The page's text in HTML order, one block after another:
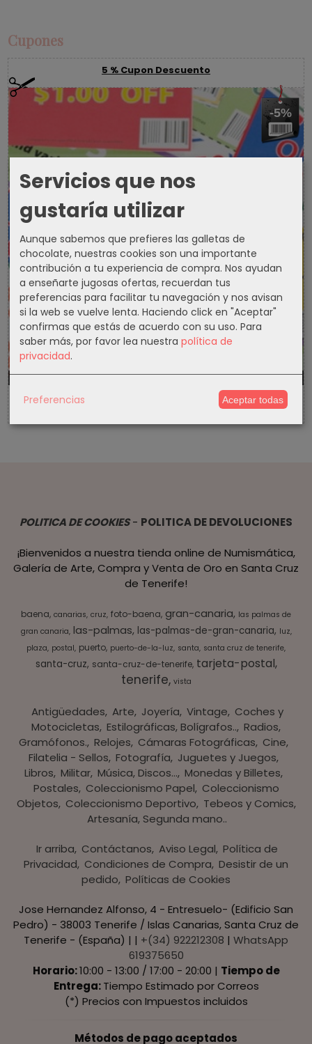
Cupones
5 % Cupon Descuento
-5%
1299d 17h 54m 49s
POLITICA DE COOKIES- POLITICA DE DEVOLUCIONES
¡Bienvenidos a nuestra tienda online de Numismática,
Galería de Arte, Compra y Venta de Oro en Santa Cruz
de Tenerife!
baena canarias cruz foto-baena gran-canaria las palmas de
gran canaria las-palmas las-palmas-de-gran-canaria luz
plaza postal puerto puerto-de-la-luz santa santa cruz de tenerife
santa-cruz santa-cruz-de-tenerife tarjeta-postal
tenerife vista
Antigüedades Arte Joyería Vintage Coches y
Motocicletas Estilográficas, Bolígrafos.. Radios,
Gramófonos. Relojes Cámaras Fotográficas Cine
Filatelia - Sellos Fotografía Juguetes y Juegos
Libros Militar Música, Discos... Monedas y Billetes
Postales Coleccionismo Papel Coleccionismo
Objetos Coleccionismo Deportivo Tebeos y Comics
Artesanía, Segunda mano..
Ir arriba Contáctanos Aviso Legal Política de
Privacidad Condiciones de Compra Desistir de un
pedido Políticas de Cookies
Jose Hernandez Alfonso, 4 - Entresuelo- (Edificio San
Pedro) - 38003 Tenerife / Islas Canarias, Santa Cruz de
Tenerife - (España) | | +(34) 922212308 | WhatsApp
619375650
Horario:10:00 - 13:00 / 17:00 - 20:00 | Tiempo de
Entrega:Tiempo Estimado por Correos
(*) Precios con Impuestos incluidos
Métodos de pago aceptados
Servicios que nos
gustaría utilizar
Aunque sabemos que prefieres las galletas de
chocolate, nuestras cookies son una importante
contribución a tu experiencia de compra. Nos ayudan
a enseñarte jugosas ofertas, recuerdan tus
preferencias para facilitar tu navegación y nos avisan
si la web se vuelve lenta. Haciendo click en "Aceptar"
confirmas que estás de acuerdo con su uso. Para
saber más, por favor lea nuestra política de
privacidad.
Preferencias Aceptar todas